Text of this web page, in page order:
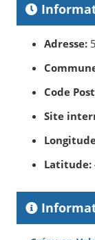
Adresse:
Code
Site
Latitude: